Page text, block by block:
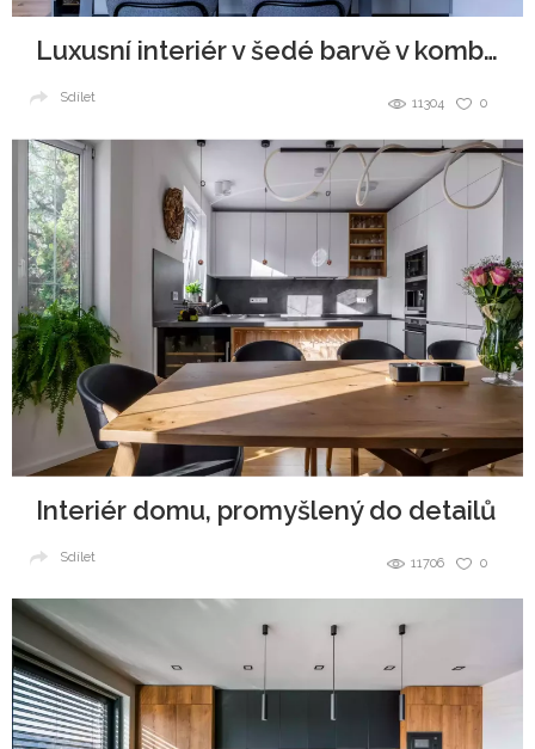
Luxusní interiér v šedé barvě v kombinaci se dřevem
0
11304
Sdílet
Interiér domu, promyšlený do detailů
0
11706
Sdílet